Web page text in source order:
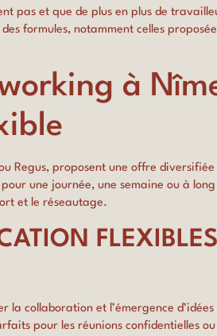
pas et que de plus en plus de
formules, notamment celles
à
Regus, proposent une offre
une journée, une semaine ou à
et le réseautage.
la collaboration et l’émergence d’idées
pour les réunions confidentielles